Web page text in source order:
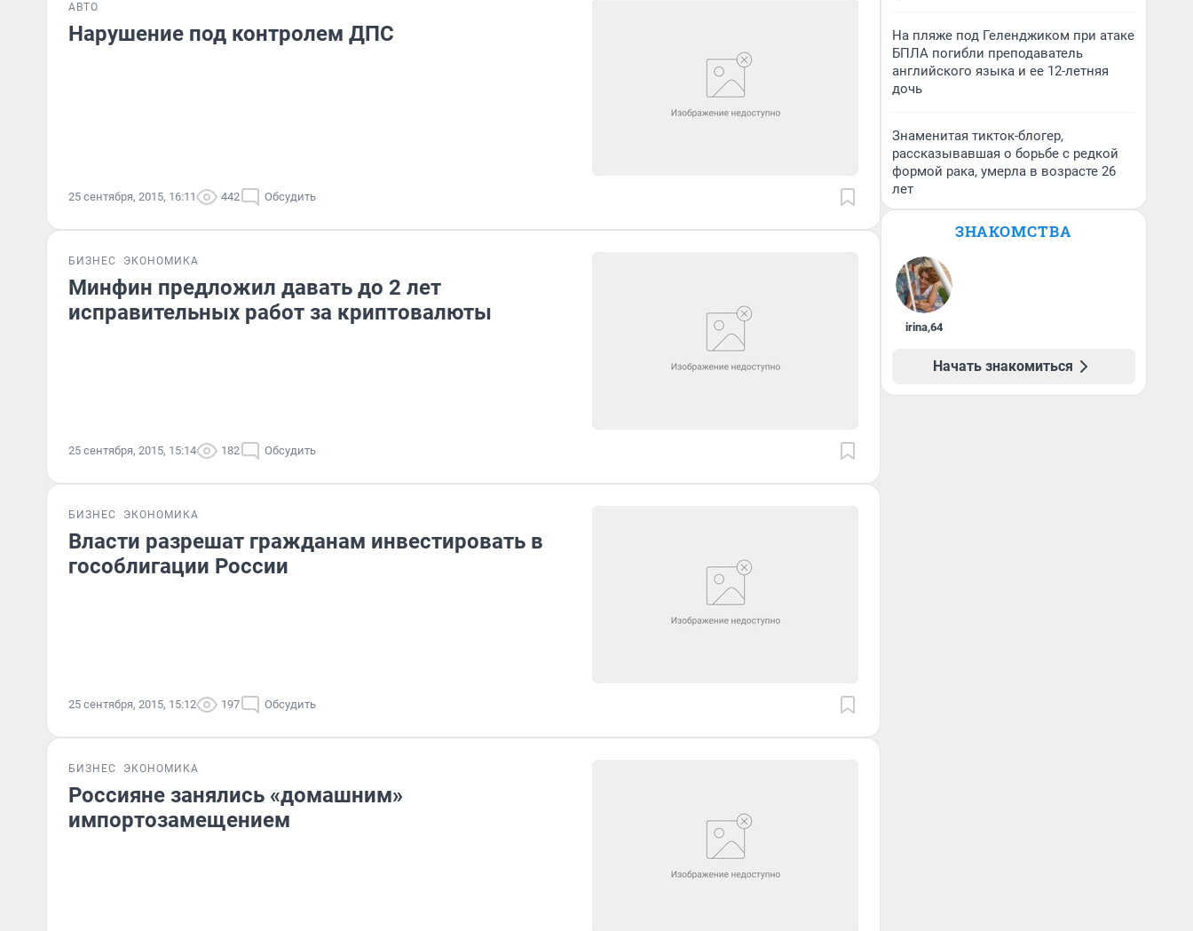
АВТО
Нарушение под контролем ДПС
25 сентября, 2015, 16:11 442 Обсудить
БИЗНЕС ЭКОНОМИКА
Минфин предложил давать до 2 лет
исправительных работ за криптовалюты
25 сентября, 2015, 15:14 182 Обсудить
БИЗНЕС ЭКОНОМИКА
Власти разрешат гражданам инвестировать в
гособлигации России
25 сентября, 2015, 15:12 197 Обсудить
БИЗНЕС ЭКОНОМИКА
Россияне занялись «домашним»
импортозамещением
На пляже под Геленджиком при атаке
БПЛА погибли преподаватель
английского языка и ее 12-летняя
дочь
Знаменитая тикток-блогер,
рассказывавшая о борьбе с редкой
формой рака, умерла в возрасте 26
лет
ЗНАКОМСТВА
irina,64
Начать знакомиться